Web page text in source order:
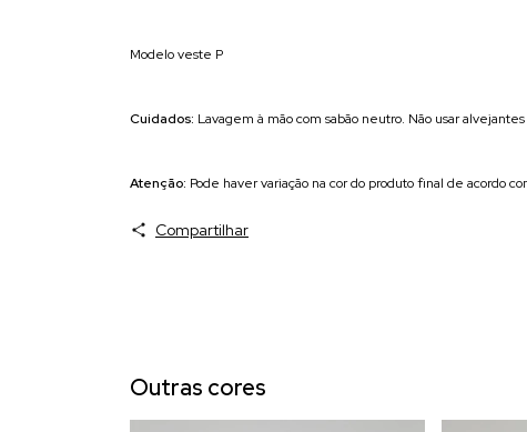
Modelo veste P
Cuidados: Lavagem à mão com sabão neutro. Não usar
Atenção: Pode haver variação na cor do produto final de acordo
Compartilhar
Outras cores